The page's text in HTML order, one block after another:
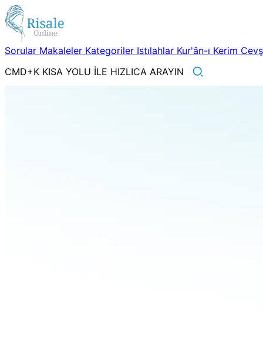
Sorular Makaleler Kategoriler Istılahlar Kur'ân-ı Kerim
CMD+K KISA YOLU İLE HIZLICA ARAYIN